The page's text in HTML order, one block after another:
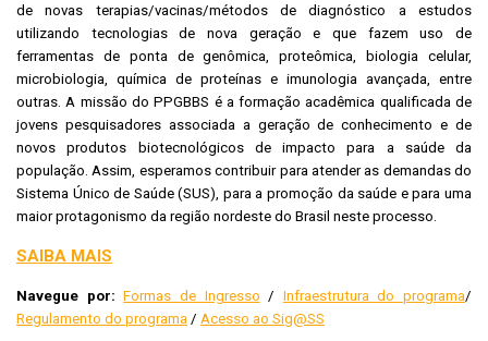
de novas terapias/vacinas/métodos de diagnóstico a estudos
utilizando tecnologias de nova geração e que fazem uso de
ferramentas de ponta de genômica, proteômica, biologia celular,
microbiologia, química de proteínas e imunologia avançada, entre
outras. A missão do PPGBBS é a formação acadêmica qualificada de
jovens pesquisadores associada a geração de conhecimento e de
novos produtos biotecnológicos de impacto para a saúde da
população. Assim, esperamos contribuir para atender as demandas do
Sistema Único de Saúde (SUS), para a promoção da saúde e para uma
maior protagonismo da região nordeste do Brasil neste processo.
SAIBA MAIS
Navegue por:Formas de Ingresso / Infraestrutura do programa/
Regulamento do programa / Acesso ao Sig@SS